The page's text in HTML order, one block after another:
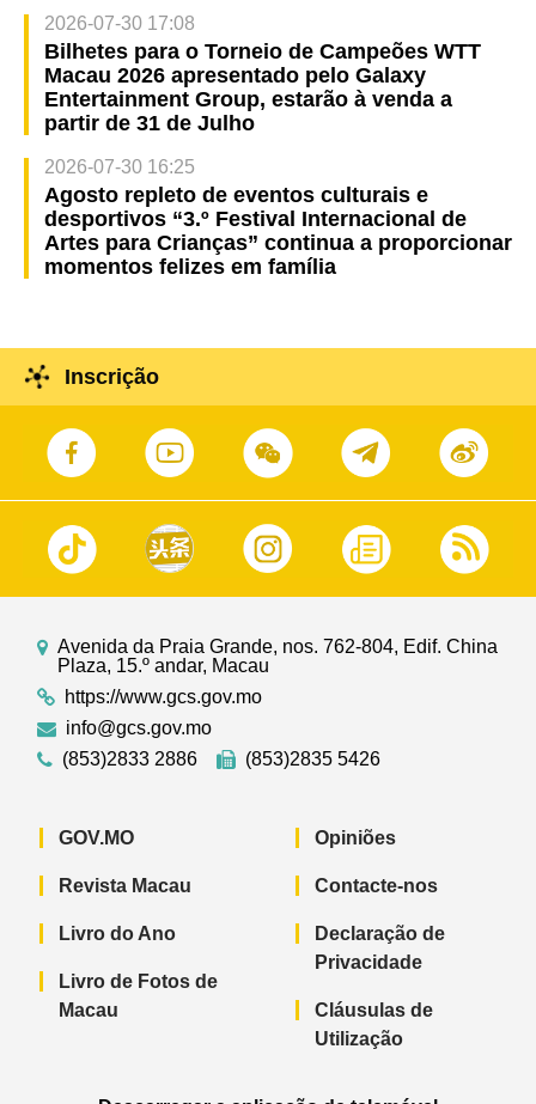
2026-07-30 17:08
Bilhetes para o Torneio de Campeões WTT
Macau 2026 apresentado pelo Galaxy
Entertainment Group, estarão à venda a
partir de 31 de Julho
2026-07-30 16:25
Agosto repleto de eventos culturais e
desportivos “3.º Festival Internacional de
Artes para Crianças” continua a proporcionar
momentos felizes em família
Inscrição
Avenida da Praia Grande, nos. 762-804, Edif. China
Plaza, 15.º andar, Macau
https://www.gcs.gov.mo
info@gcs.gov.mo
(853)2833 2886
(853)2835 5426
GOV.MO
Revista Macau
Livro do Ano
Livro de Fotos de
Macau
Opiniões
Contacte-nos
Declaração de
Privacidade
Cláusulas de
Utilização